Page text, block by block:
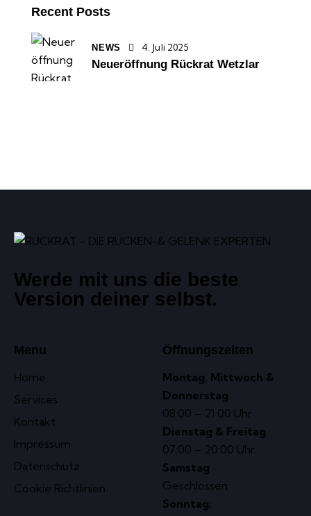
Recent Posts
NEWS 4. Juli 2025
Neueröffnung Rückrat Wetzlar
Werde mit uns die beste
Version deiner selbst.
Menu
Home
Services
Kontakt
Impressum
Datenschutz
Cookie Richtlinien
Öffnungszeiten
Montag, Mittwoch &
Donnerstag
08:00 – 21:00 Uhr
Dienstag & Freitag
07:00 – 20:00 Uhr
Samstag
Geschlossen
Sonntag: